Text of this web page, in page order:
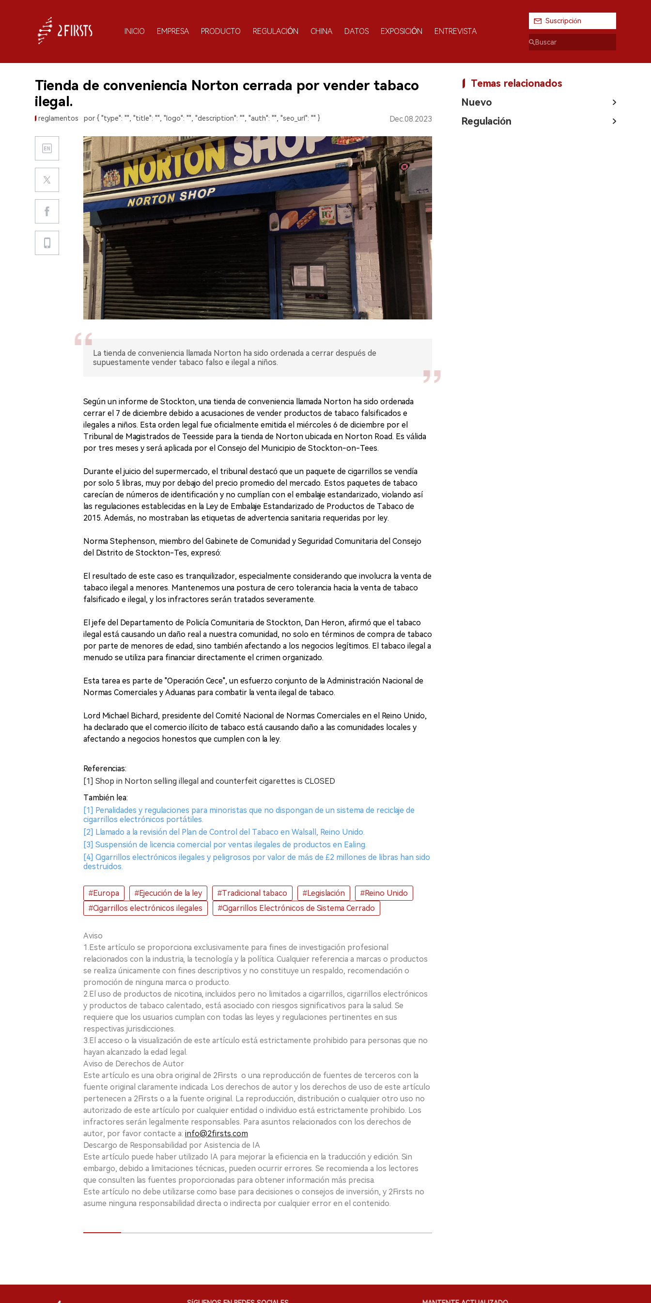
INICIO EMPRESA PRODUCTO REGULACIÓN CHINA DATOS EXPOSICIÓN ENTREVISTA
Suscripción
Tienda de conveniencia Norton cerrada por vender tabaco
ilegal.
reglamentos por { "type": "", "title": "", "logo": "", "description": "", "auth": "", "seo_url": "" } Dec.08.2023
La tienda de conveniencia llamada Norton ha sido ordenada a cerrar después de
supuestamente vender tabaco falso e ilegal a niños.
Según un informe de Stockton, una tienda de conveniencia llamada Norton ha sido ordenada
cerrar el 7 de diciembre debido a acusaciones de vender productos de tabaco falsificados e
ilegales a niños. Esta orden legal fue oficialmente emitida el miércoles 6 de diciembre por el
Tribunal de Magistrados de Teesside para la tienda de Norton ubicada en Norton Road. Es válida
por tres meses y será aplicada por el Consejo del Municipio de Stockton-on-Tees.
Durante el juicio del supermercado, el tribunal destacó que un paquete de cigarrillos se vendía
por solo 5 libras, muy por debajo del precio promedio del mercado. Estos paquetes de tabaco
carecían de números de identificación y no cumplían con el embalaje estandarizado, violando así
las regulaciones establecidas en la Ley de Embalaje Estandarizado de Productos de Tabaco de
2015. Además, no mostraban las etiquetas de advertencia sanitaria requeridas por ley.
Norma Stephenson, miembro del Gabinete de Comunidad y Seguridad Comunitaria del Consejo
del Distrito de Stockton-Tes, expresó:
El resultado de este caso es tranquilizador, especialmente considerando que involucra la venta de
tabaco ilegal a menores. Mantenemos una postura de cero tolerancia hacia la venta de tabaco
falsificado e ilegal, y los infractores serán tratados severamente.
El jefe del Departamento de Policía Comunitaria de Stockton, Dan Heron, afirmó que el tabaco
ilegal está causando un daño real a nuestra comunidad, no solo en términos de compra de tabaco
por parte de menores de edad, sino también afectando a los negocios legítimos. El tabaco ilegal a
menudo se utiliza para financiar directamente el crimen organizado.
Esta tarea es parte de "Operación Cece", un esfuerzo conjunto de la Administración Nacional de
Normas Comerciales y Aduanas para combatir la venta ilegal de tabaco.
Lord Michael Bichard, presidente del Comité Nacional de Normas Comerciales en el Reino Unido,
ha declarado que el comercio ilícito de tabaco está causando daño a las comunidades locales y
afectando a negocios honestos que cumplen con la ley.
Referencias:
[1] Shop in Norton selling illegal and counterfeit cigarettes is CLOSED
También lea:
[1] Penalidades y regulaciones para minoristas que no dispongan de un sistema de reciclaje de
cigarrillos electrónicos portátiles.
[2] Llamado a la revisión del Plan de Control del Tabaco en Walsall, Reino Unido.
[3] Suspensión de licencia comercial por ventas ilegales de productos en Ealing.
[4] Cigarrillos electrónicos ilegales y peligrosos por valor de más de £2 millones de libras han sido
destruidos.
#Europa #Ejecución de la ley #Tradicional tabaco #Legislación
#Reino Unido
#Cigarrillos electrónicos ilegales
#Cigarrillos Electrónicos de Sistema Cerrado
Aviso
1.Este artículo se proporciona exclusivamente para fines de investigación profesional
relacionados con la industria, la tecnología y la política. Cualquier referencia a marcas o productos
se realiza únicamente con fines descriptivos y no constituye un respaldo, recomendación o
promoción de ninguna marca o producto.
2.El uso de productos de nicotina, incluidos pero no limitados a cigarrillos, cigarrillos electrónicos
y productos de tabaco calentado, está asociado con riesgos significativos para la salud. Se
requiere que los usuarios cumplan con todas las leyes y regulaciones pertinentes en sus
respectivas jurisdicciones.
3.El acceso o la visualización de este artículo está estrictamente prohibido para personas que no
hayan alcanzado la edad legal.
Aviso de Derechos de Autor
Este artículo es una obra original de 2Firsts o una reproducción de fuentes de terceros con la
fuente original claramente indicada. Los derechos de autor y los derechos de uso de este artículo
pertenecen a 2Firsts o a la fuente original. La reproducción, distribución o cualquier otro uso no
autorizado de este artículo por cualquier entidad o individuo está estrictamente prohibido. Los
infractores serán legalmente responsables. Para asuntos relacionados con los derechos de
autor, por favor contacte a: info@2firsts.com
Descargo de Responsabilidad por Asistencia de IA
Este artículo puede haber utilizado IA para mejorar la eficiencia en la traducción y edición. Sin
embargo, debido a limitaciones técnicas, pueden ocurrir errores. Se recomienda a los lectores
que consulten las fuentes proporcionadas para obtener información más precisa.
Este artículo no debe utilizarse como base para decisiones o consejos de inversión, y 2Firsts no
asume ninguna responsabilidad directa o indirecta por cualquier error en el contenido.
Temas relacionados
Nuevo
Regulación